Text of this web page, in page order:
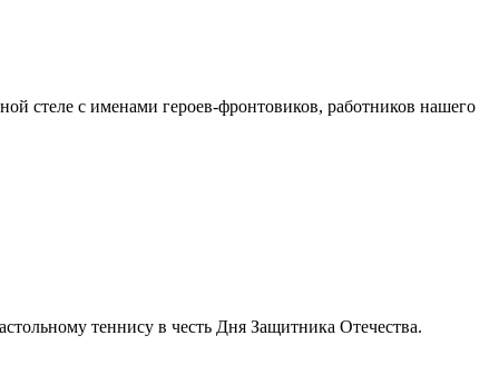
стеле с именами героев-фронтовиков, работников нашего
теннису в честь Дня Защитника Отечества.